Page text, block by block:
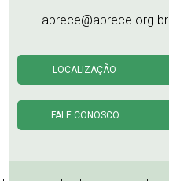
aprece@aprece.org.br
LOCALIZAÇÃO
FALE CONOSCO